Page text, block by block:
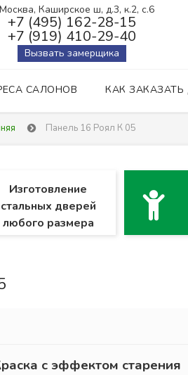
Каширское ш, д.3, к.2, с.6
+7 (495) 162-28-15
+7 (919) 410-29-40
Вызвать замерщика
САЛОНОВ КАК ЗАКАЗАТЬ
Панель 16 Роял К 05
Изготовление
стальных дверей
любого размера
с эффектом старения